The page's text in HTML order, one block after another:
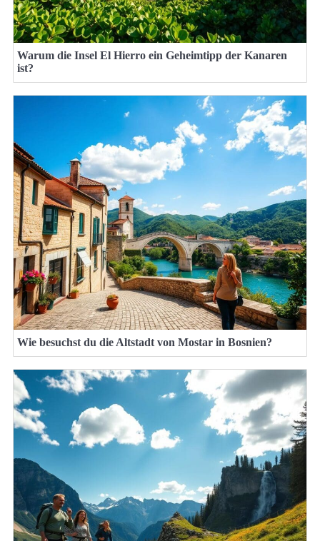
Warum die Insel El Hierro ein Geheimtipp der Kanaren
ist?
Wie besuchst du die Altstadt von Mostar in Bosnien?